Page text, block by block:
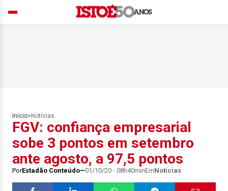
Início> Notícias
FGV: confiança empresarial
sobe 3 pontos em setembro
ante agosto, a 97,5 pontos
PorEstadão Conteúdo 01/10/20 - 08h40minEmNotícias